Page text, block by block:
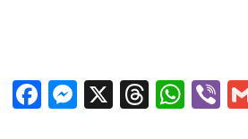
Facebook
Messenger
X